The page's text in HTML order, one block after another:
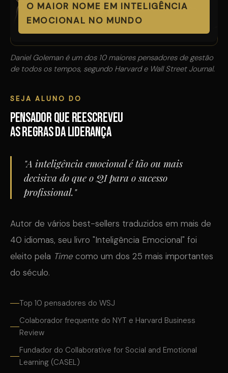
O MAIOR NOME EM INTELIGÊNCIA
EMOCIONAL NO MUNDO
Daniel Goleman é um dos 10 maiores pensadores de gestão
de todos os tempos, segundo Harvard e Wall Street Journal.
SEJA ALUNO DO
pensador que reescreveu
as regras da liderança
"A inteligência emocional é tão ou mais
decisiva do que o QI para o sucesso
profissional."
Autor de vários best-sellers traduzidos em mais de
40 idiomas, seu livro "Inteligência Emocional" foi
eleito pela Time como um dos 25 mais importantes
do século.
Top 10 pensadores do WSJ
Colaborador frequente do NYT e Harvard Business
Review
Fundador do Collaborative for Social and Emotional
Learning (CASEL)